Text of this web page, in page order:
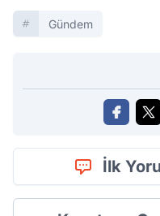
Gündem
İlk